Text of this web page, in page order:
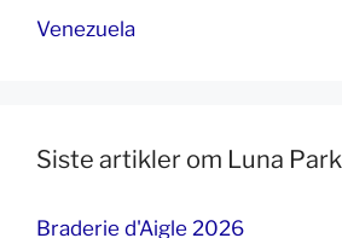
Venezuela
Siste artikler om Luna Park
Braderie d'Aigle 2026